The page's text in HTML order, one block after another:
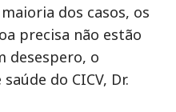
dos casos, os
precisa não estão
desespero, o
do CICV, Dr.